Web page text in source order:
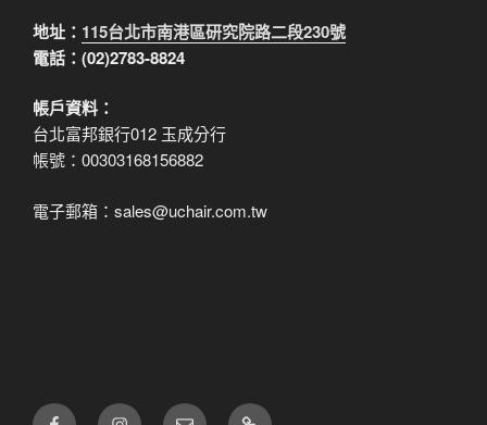
地址： 115台北市南港區研究院路二段230號
電話：(02)2783-8824
帳戶資料：
台北富邦銀行012 玉成分行
帳號：00303168156882
電子郵箱：sales@uchair.com.tw
FB IG 電 LINE